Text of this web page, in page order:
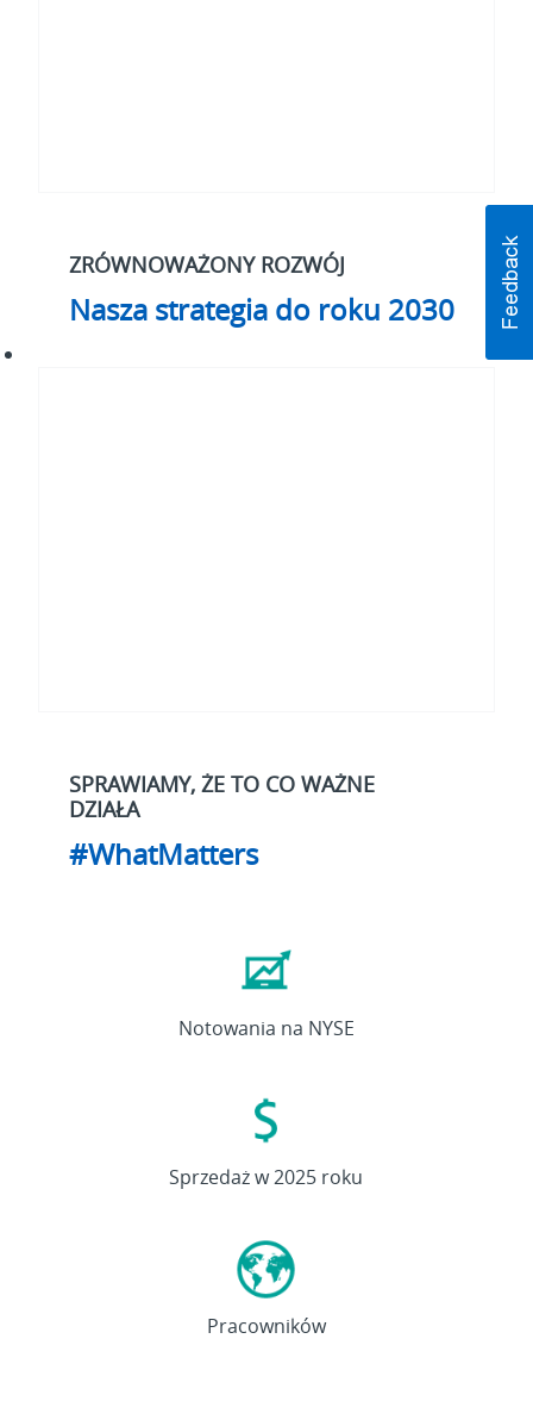
ZRÓWNOWAŻONY ROZWÓJ
Nasza strategia do roku 2030
SPRAWIAMY, ŻE TO CO WAŻNE
DZIAŁA
#WhatMatters
Notowania na NYSE
27,4
mld
Sprzedaż w 2025 roku
>
92
Pracowników